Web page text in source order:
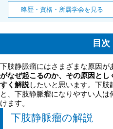
略歴・資格・所属学会を見る
目次
下肢静脈瘤にはさまざまな原因が
がなぜ起こるのか、その原因と
すく解説したいと思います。下肢
と、下肢静脈瘤になりやすい人
けます。
下肢静脈瘤の解説